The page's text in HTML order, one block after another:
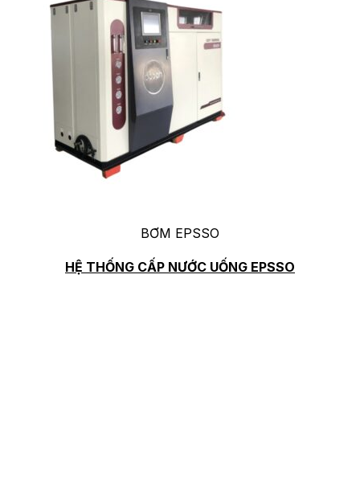
BƠM EPSSO
HỆ THỐNG CẤP NƯỚC UỐNG EPSSO